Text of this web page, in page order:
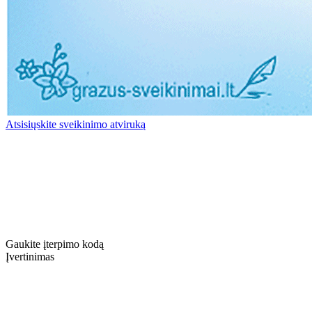
Atsisiųskite sveikinimo atviruką
Gaukite įterpimo kodą
Įvertinimas